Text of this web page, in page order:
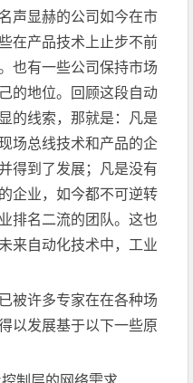
声显赫的公司如今在市
在产品技术上止步不前
也有一些公司保持市场
的地位。回顾这段自动
的线索，那就是：凡是
场总线技术和产品的企
得到了发展；凡是没有
企业，如今都不可逆转
排名二流的团队。这也
来自动化技术中，工业
被许多专家在在各种场
以发展基于以下一些原